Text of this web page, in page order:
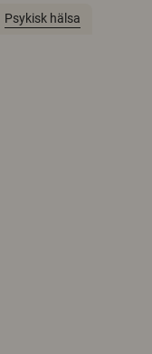
Psykisk hälsa